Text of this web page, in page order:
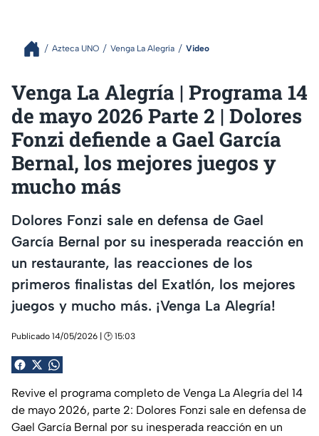
Azteca UNO Venga La Alegría Video
Venga La Alegría | Programa 14
de mayo 2026 Parte 2 | Dolores
Fonzi defiende a Gael García
Bernal, los mejores juegos y
mucho más
Dolores Fonzi sale en defensa de Gael
García Bernal por su inesperada reacción en
un restaurante, las reacciones de los
primeros finalistas del Exatlón, los mejores
juegos y mucho más. ¡Venga La Alegría!
Publicado 14/05/2026 | 🕑 15:03
Revive el programa completo de Venga La Alegría del 14
de mayo 2026, parte 2: Dolores Fonzi sale en defensa de
Gael García Bernal por su inesperada reacción en un